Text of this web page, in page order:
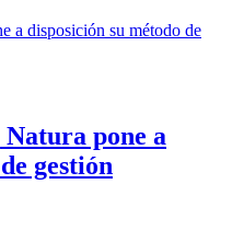
pone a
gestión